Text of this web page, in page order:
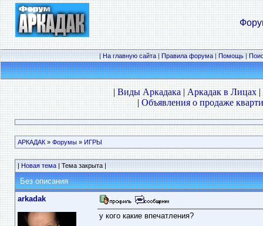
|На главную сайта|Правила форума|Помощь|
|Виды Аркадака|Аркадак в Лицах|
|Объявления о продаже
АРКАДАК» Форумы» ИГРЫ
|Новая тема| Тема закрыта |
Без описания
arkadak
у кого какие впечатления?